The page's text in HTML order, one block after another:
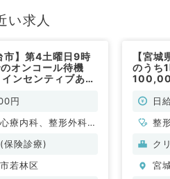
い求人
市】第4土曜日9時
オンコール待機
ンセンティブあ
円
療内科、整形外科、
容外科、脳神経外
尿器科、麻酔科、緩
保険診療)
若林区
【宮
のうち
勤） 日
整
ク
宮